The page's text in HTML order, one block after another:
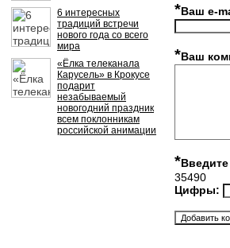
6 интересных
традиций встречи
нового года со всего
мира
«Ёлка телеканала
Карусель» в Крокусе
подарит
незабываемый
новогодний праздник
всем поклонникам
российской анимации
*Ваш e-
*Ваш
*
35490
Цифры: